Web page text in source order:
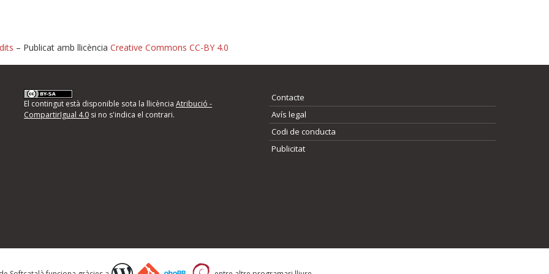
d'errors
següents i descriviu quina és la millora que
– Publicat amb llicència Creative Commons CC-BY 4.0
El contingut està disponible sota la llicència Atribució -
CompartirIgual 4.0si no s'indica el contrari.
Contacte
Avís legal
Codi de conducta
Publicitat